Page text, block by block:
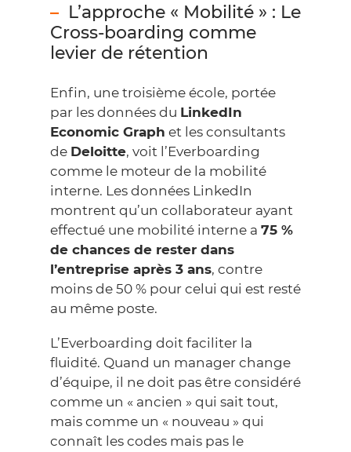
L’approche « Mobilité » : Le
Cross-boarding comme
levier de rétention
Enfin, une troisième école, portée
par les données du LinkedIn
Economic Graph et les consultants
de Deloitte, voit l’Everboarding
comme le moteur de la mobilité
interne. Les données LinkedIn
montrent qu’un collaborateur ayant
effectué une mobilité interne a 75 %
de chances de rester dans
l’entreprise après 3 ans, contre
moins de 50 % pour celui qui est resté
au même poste.
L’Everboarding doit faciliter la
fluidité. Quand un manager change
d’équipe, il ne doit pas être considéré
comme un « ancien » qui sait tout,
mais comme un « nouveau » qui
connaît les codes mais pas le